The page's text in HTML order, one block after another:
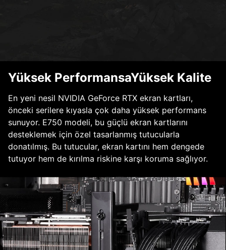
Yüksek PerformansaYüksek Kalite
En yeni nesil NVIDIA GeForce RTX ekran kartları,
önceki serilere kıyasla çok daha yüksek performans
sunuyor. E750 modeli, bu güçlü ekran kartlarını
desteklemek için özel tasarlanmış tutucularla
donatılmış. Bu tutucular, ekran kartını hem dengede
tutuyor hem de kırılma riskine karşı koruma sağlıyor.